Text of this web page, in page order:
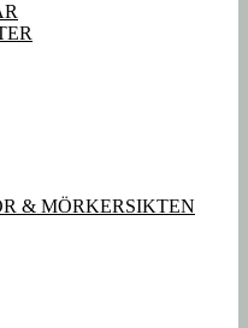
& MÖRKERSIKTEN